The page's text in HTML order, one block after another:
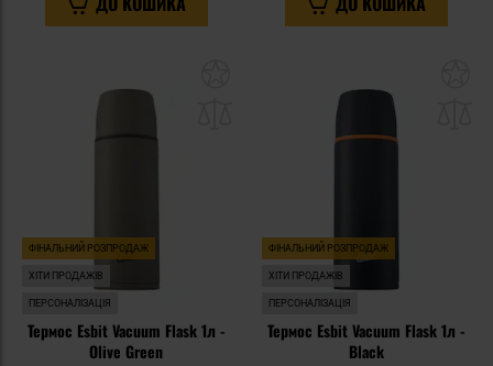
ФІНАЛЬНИЙ РОЗПРОДАЖ
ХІТИ ПРОДАЖІВ
ПЕРСОНАЛІЗАЦІЯ
Термос Esbit Vacuum Flask 1л -
Olive Green
ФІНАЛЬНИЙ РОЗПРОДАЖ
ХІТИ ПРОДАЖІВ
ПЕРСОНАЛІЗАЦІЯ
Термос Esbit Vacuum Flask 1л -
Black